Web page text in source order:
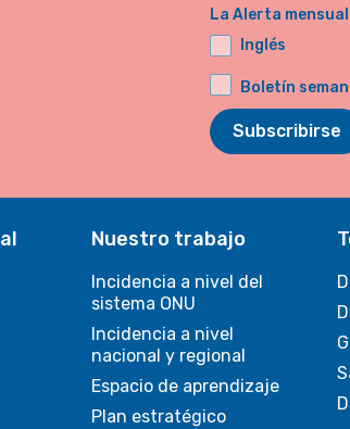
La Alerta mensual
Inglés
Boletín
Subscribirse
Nuestro trabajo
Incidencia a nivel del
sistema ONU
Incidencia a nivel
nacional y regional
Espacio de aprendizaje
Plan estratégico